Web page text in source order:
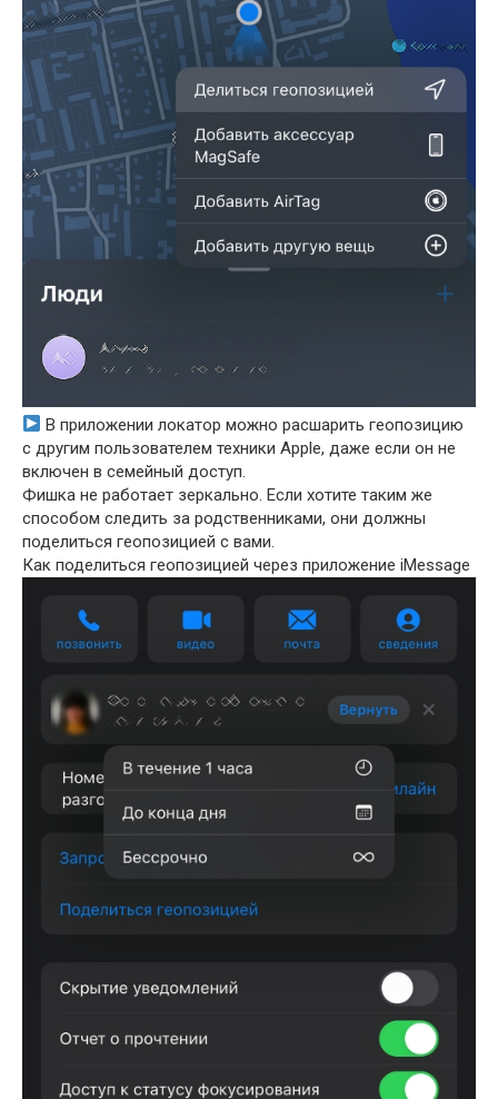
В приложении локатор можно расшарить геопозицию
с другим пользователем техники Apple, даже если он не
включен в семейный доступ.
Фишка не работает зеркально. Если хотите таким же
способом следить за родственниками, они должны
поделиться геопозицией с вами.
Как поделиться геопозицией через приложение iMessage